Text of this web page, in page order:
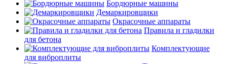
Бордюрные машины
Демаркировщики
Окрасочные аппараты
Правила и гладилки
для бетона
Комплектующие
для виброплиты